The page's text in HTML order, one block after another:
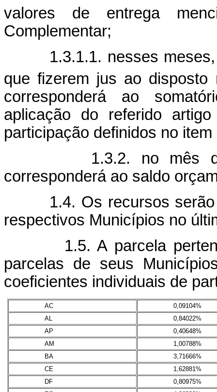
valores de entrega
Complementar;
1.3.1.1. nesses meses, a
que fizerem jus ao disposto
corresponderá ao
aplicação do referido
participação definidos no
1.3.2. no mês de
corresponderá ao saldo
1.4. Os recursos serão
respectivos Municípios no
1.5. A parcela
parcelas de seus
coeficientes individuais de
AC
0,09104%
AL
0,84022%
AP
0,40648%
AM
1,00788%
BA
3,71666%
CE
1,62881%
DF
0,80975%